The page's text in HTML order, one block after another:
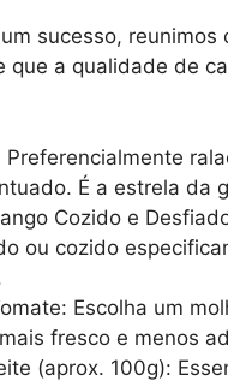
sucesso,
a qualidade de
É a estrela da
Cozido e
ou cozido
Escolha um
fresco e menos
(aprox. 100g):